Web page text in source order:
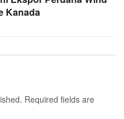
Kanada
Required fields are